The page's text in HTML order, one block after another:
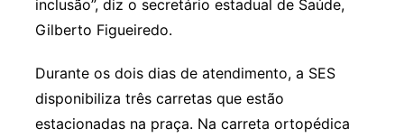
inclusão”, diz o secretário estadual de Saúde,
Gilberto Figueiredo.
Durante os dois dias de atendimento, a SES
disponibiliza três carretas que estão
estacionadas na praça. Na carreta ortopédica